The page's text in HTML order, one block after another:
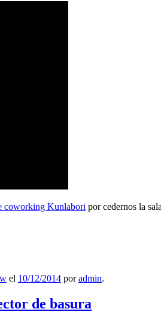
coworking Kunlabori por cedernos la
el 10/12/2014 poradmin.
de basura